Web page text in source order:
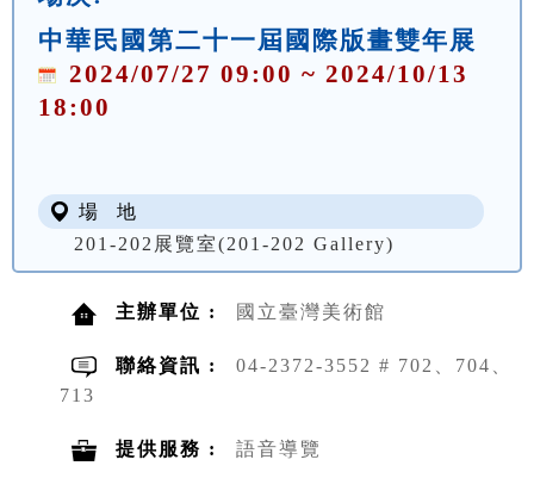
中華民國第二十一屆國際版畫雙年展
2024/07/27 09:00 ~ 2024/10/13
18:00
場 地
201-202展覽室(201-202 Gallery)
主辦單位 : 國立臺灣美術館
聯絡資訊 :
04-2372-3552 # 702、704、
713
提供服務 : 語音導覽